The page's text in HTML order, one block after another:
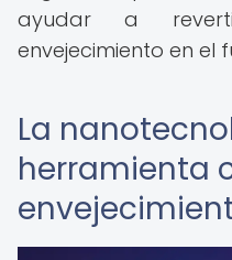
ayudar a
envejecimiento en el
La
herramienta